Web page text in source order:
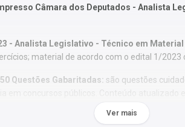
Câmara dos Deputados - Analista
- Analista Legislativo - Técnico em
material de acordo com o edital 1/2023
Questões Gabaritadas: são questões
Ver mais